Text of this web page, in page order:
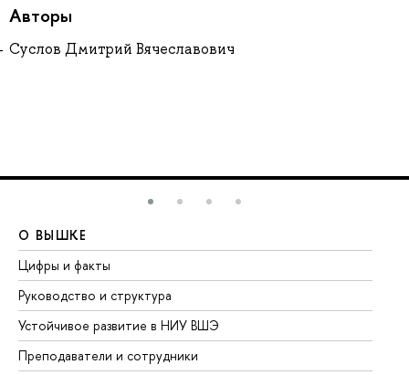
Авторы
Суслов Дмитрий Вячеславович
О ВЫШКЕ
Цифры и факты
Руководство и структура
Устойчивое развитие в НИУ ВШЭ
Преподаватели и сотрудники